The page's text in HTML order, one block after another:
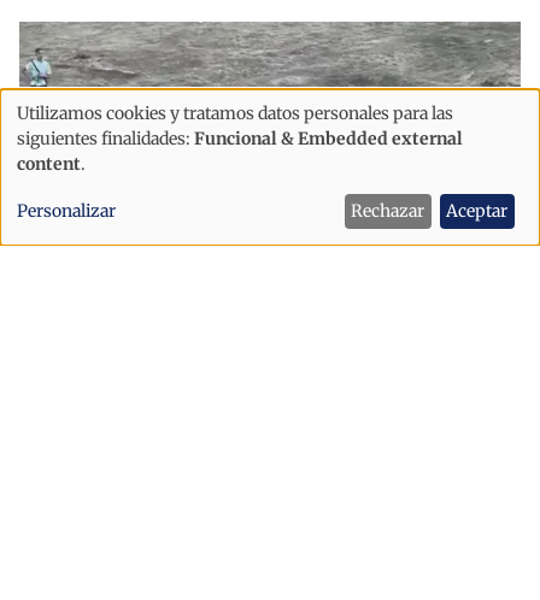
Uso
de
datos
personales
Utilizamos cookies y tratamos datos personales para las
siguientes finalidades: Funcional & Embedded external
content.
Personalizar Rechazar Aceptar